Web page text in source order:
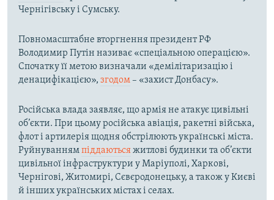
Чернігівську і Сумську.
Повномасштабне вторгнення президент РФ
Володимир Путін називає «спеціальною операцією».
Спочатку її метою визначали «демілітаризацію і
денацифікацією», згодом– «захист Донбасу».
Російська влада заявляє, що армія не атакує цивільні
об’єкти. При цьому російська авіація, ракетні війська,
флот і артилерія щодня обстрілюють українські міста.
Руйнуваннямпіддаютьсяжитлові будинки та об’єкти
цивільної інфраструктури у Маріуполі, Харкові,
Чернігові, Житомирі, Сєвєродонецьку, а також у Києві
й інших українських містах і селах.